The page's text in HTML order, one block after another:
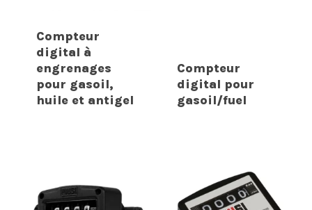
Compteur
digital à
engrenages
pour gasoil,
huile et antigel
Compteur
digital pour
gasoil/fuel